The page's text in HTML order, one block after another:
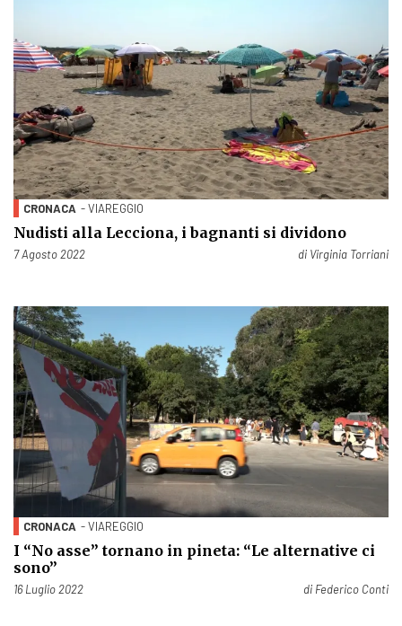
CRONACA - VIAREGGIO
Nudisti alla Lecciona, i bagnanti si dividono
Pubblicato il
7 Agosto 2022 di Virginia Torriani
CRONACA - VIAREGGIO
I “No asse” tornano in pineta: “Le alternative ci
sono”
Pubblicato il
16 Luglio 2022 di Federico Conti